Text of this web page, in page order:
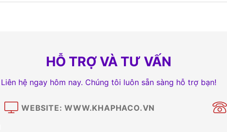
HỖ TRỢ VÀ TƯ VẤN
Liên hệ ngay hôm nay. Chúng tôi luôn sẵn sàng hỗ trợ bạn!
WEBSITE: WWW.KHAPHACO.VN